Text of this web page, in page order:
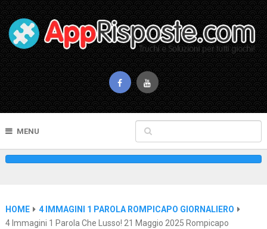
MENU
HOME
4 IMMAGINI 1 PAROLA ROMPICAPO GIORNALIERO
4 Immagini 1 Parola Che Lusso! 21 Maggio 2025 Rompicapo